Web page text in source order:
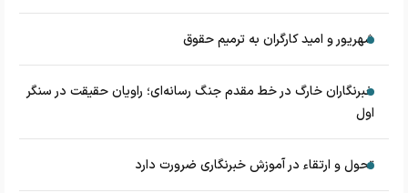
شهریور و امید کارگران به ترمیم حقوق
خبرنگاران خارگ در خط مقدم جنگ رسانه‌ای؛ راویان حقیقت در سنگر
اول
تحول و ارتقاء در آموزش خبرنگاری ضرورت دارد